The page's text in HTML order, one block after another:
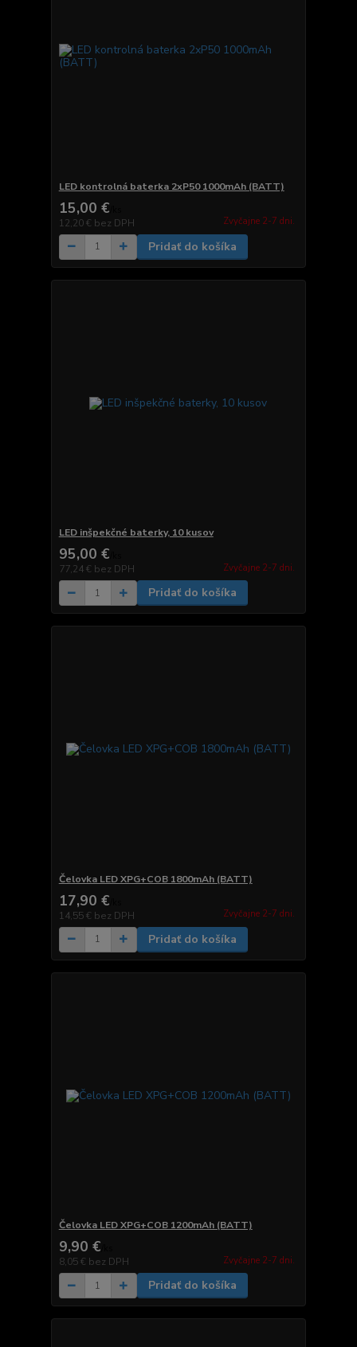
LED kontrolná baterka 2xP50 1000mAh (BATT)
15,00 €
12,20 € bez DPH Zvyčajne 2-7 dni.
Pridať do košíka
LED inšpekčné baterky, 10 kusov
95,00 €
77,24 € bez DPH Zvyčajne 2-7 dni.
Pridať do košíka
Čelovka LED XPG+COB 1800mAh (BATT)
17,90 €
14,55 € bez DPH Zvyčajne 2-7 dni.
Pridať do košíka
Čelovka LED XPG+COB 1200mAh (BATT)
9,90 €
8,05 € bez DPH Zvyčajne 2-7 dni.
Pridať do košíka